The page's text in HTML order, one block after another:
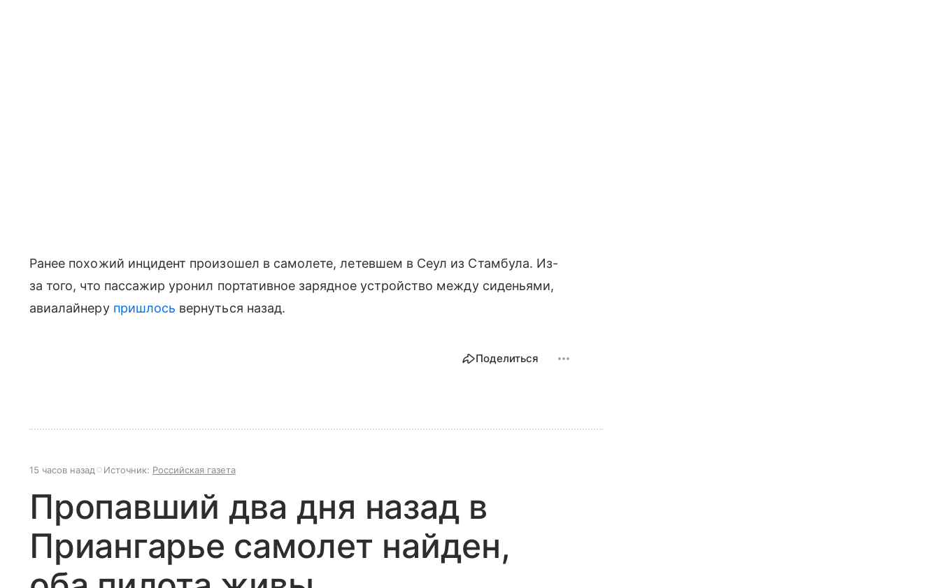
Ранее похожий инцидент произошел в самолете, летевшем в Сеул из Стамбула. Из-
за того, что пассажир уронил портативное зарядное устройство между сиденьями,
авиалайнеру пришлось вернуться назад.
Поделиться
15 часов назад Источник: Российская газета
Пропавший два дня назад в
Приангарье самолет найден,